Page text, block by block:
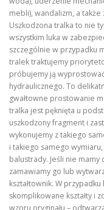
mebli), wandalizm, a
Uszkodzona tralka to nie
wszystkim luka w
szczególnie w przypadku
tralek traktujemy
próbujemy ją
hydraulicznego. To
gwałtowne prostowanie
tralka jest pęknięta u
uszkodzony fragment i
wykonujemy z takiego
i takiego samego
balustrady. Jeśli nie
zamawiamy go lub
kształtownik. W
skomplikowane kształty i